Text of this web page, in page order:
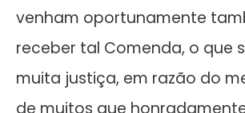
venham oportunamente
receber tal Comenda, o que
muita justiça, em razão do